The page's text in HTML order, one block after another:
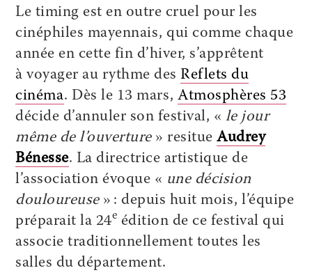
Le timing est en outre cruel pour les
cinéphiles mayennais, qui comme chaque
année en cette fin d’hiver, s’apprêtent
à voyager au rythme desReflets du
cinéma. Dès le 13 mars,Atmosphères 53
décide d’annuler son festival, « le jour
même de l’ouverture» resitueAudrey
Bénesse. La directrice artistique de
l’association évoque « une décision
douloureuse» : depuis huit mois, l’équipe
préparait la 24e édition de ce festival qui
associe traditionnellement toutes les
salles du département.